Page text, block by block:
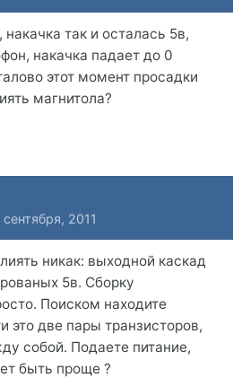
так и осталась 5в,
накачка падает до 0
этот момент просадки
магнитола?
сентября, 2011
никак: выходной каскад
5в. Сборку
Поиском находите
это две пары транзисторов,
собой. Подаете питание,
быть проще ?